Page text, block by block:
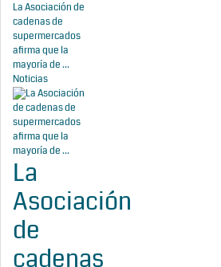
La Asociación de
cadenas de
supermercados
afirma que la
mayoría de ...
Noticias
La
Asociación
de
cadenas